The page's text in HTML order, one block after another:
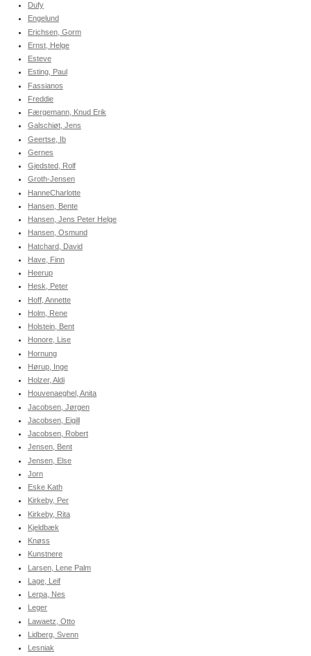
Dufy
Engelund
Erichsen, Gorm
Ernst, Helge
Esteve
Esting, Paul
Fassianos
Freddie
Færgemann, Knud Erik
Galschiøt, Jens
Geertse, Ib
Gernes
Gjedsted, Rolf
Groth-Jensen
HanneCharlotte
Hansen, Bente
Hansen, Jens Peter Helge
Hansen, Osmund
Hatchard, David
Have, Finn
Heerup
Hesk, Peter
Hoff, Annette
Holm, Rene
Holstein, Bent
Honore, Lise
Hornung
Hørup, Inge
Holzer, Aldi
Houvenaeghel, Anita
Jacobsen, Jørgen
Jacobsen, Eigill
Jacobsen, Robert
Jensen, Bent
Jensen, Else
Jorn
Eske Kath
Kirkeby, Per
Kirkeby, Rita
Kjeldbæk
Knøss
Kunstnere
Larsen, Lene Palm
Lage, Leif
Lerpa, Nes
Leger
Lawaetz, Otto
Lidberg, Svenn
Lesniak